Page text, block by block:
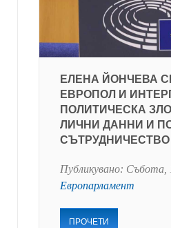
ЕЛЕНА ЙОНЧЕВА
ЕВРОПОЛ И
ПОЛИТИЧЕСКА
ЛИЧНИ ДАННИ И
СЪТРУДНИЧЕСТВО
Публикувано: Събота,
Европарламент
ПРОЧЕТИ